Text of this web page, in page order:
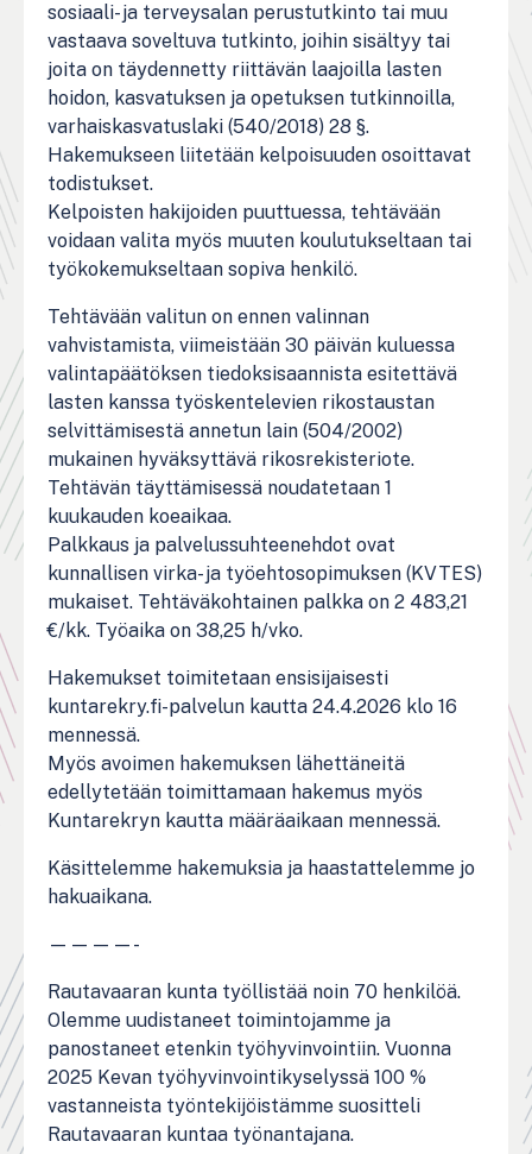
sosiaali- ja terveysalan perustutkinto tai muu
vastaava soveltuva tutkinto, joihin sisältyy tai
joita on täydennetty riittävän laajoilla lasten
hoidon, kasvatuksen ja opetuksen tutkinnoilla,
varhaiskasvatuslaki (540/2018) 28 §.
Hakemukseen liitetään kelpoisuuden osoittavat
todistukset.
Kelpoisten hakijoiden puuttuessa, tehtävään
voidaan valita myös muuten koulutukseltaan tai
työkokemukseltaan sopiva henkilö.
Tehtävään valitun on ennen valinnan
vahvistamista, viimeistään 30 päivän kuluessa
valintapäätöksen tiedoksisaannista esitettävä
lasten kanssa työskentelevien rikostaustan
selvittämisestä annetun lain (504/2002)
mukainen hyväksyttävä rikosrekisteriote.
Tehtävän täyttämisessä noudatetaan 1
kuukauden koeaikaa.
Palkkaus ja palvelussuhteenehdot ovat
kunnallisen virka- ja työehtosopimuksen (KVTES)
mukaiset. Tehtäväkohtainen palkka on 2 483,21
€/kk. Työaika on 38,25 h/vko.
Hakemukset toimitetaan ensisijaisesti
kuntarekry.fi-palvelun kautta 24.4.2026 klo 16
mennessä.
Myös avoimen hakemuksen lähettäneitä
edellytetään toimittamaan hakemus myös
Kuntarekryn kautta määräaikaan mennessä.
Käsittelemme hakemuksia ja haastattelemme jo
hakuaikana.
————-
Rautavaaran kunta työllistää noin 70 henkilöä.
Olemme uudistaneet toimintojamme ja
panostaneet etenkin työhyvinvointiin. Vuonna
2025 Kevan työhyvinvointikyselyssä 100 %
vastanneista työntekijöistämme suositteli
Rautavaaran kuntaa työnantajana.